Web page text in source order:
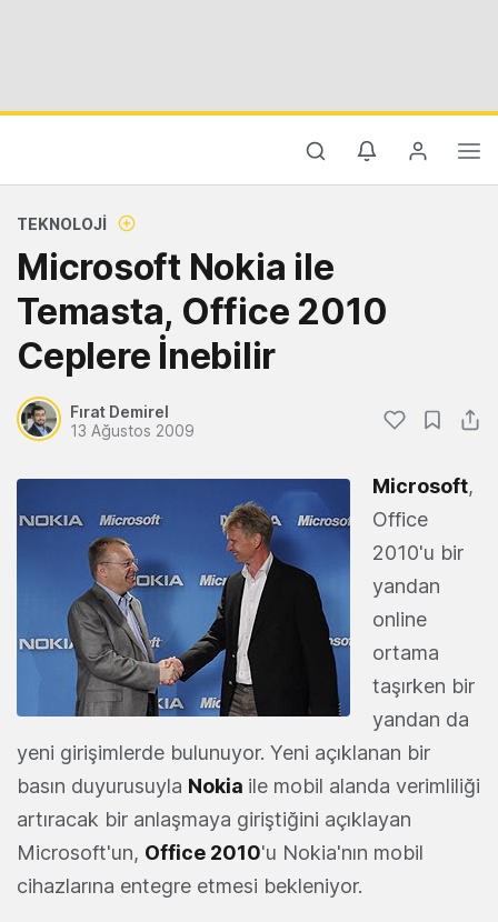
TEKNOLOJI
Microsoft Nokia ile
Temasta, Office 2010
Ceplere İnebilir
Fırat Demirel
13 Ağustos 2009
Microsoft,
Office
2010'u bir
yandan
online
ortama
taşırken bir
yandan da
yeni girişimlerde bulunuyor. Yeni açıklanan bir
basın duyurusuyla Nokia ile mobil alanda verimliliği
artıracak bir anlaşmaya giriştiğini açıklayan
Microsoft'un, Office 2010'u Nokia'nın mobil
cihazlarına entegre etmesi bekleniyor.